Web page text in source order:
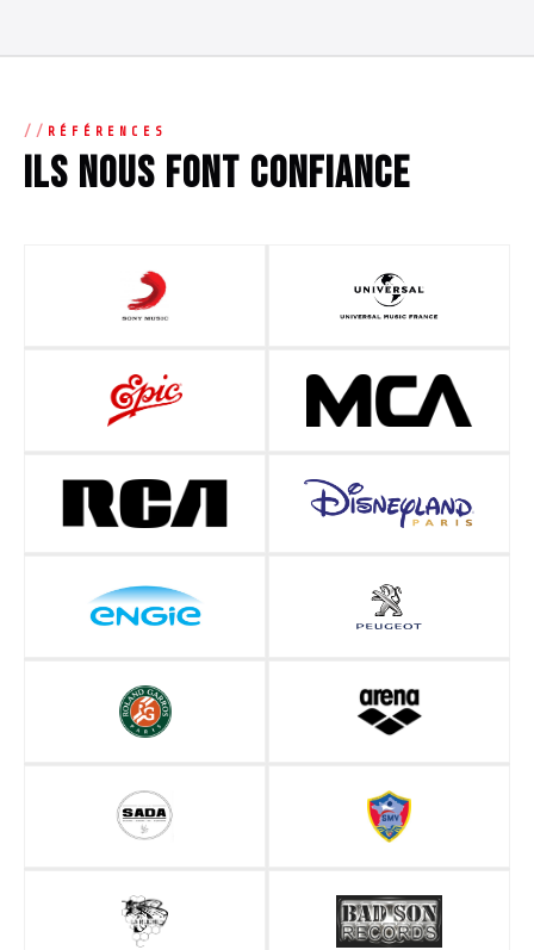
RÉFÉRENCES
Ils nous font confiance